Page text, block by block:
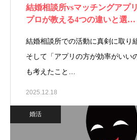
結婚相談所vsマッチングアプ
プロが教える4つの違いと選…
結婚相談所での活動に真剣に取り
そして「アプリの方が効率がいい
も考えたこと…
2025.12.18
婚活